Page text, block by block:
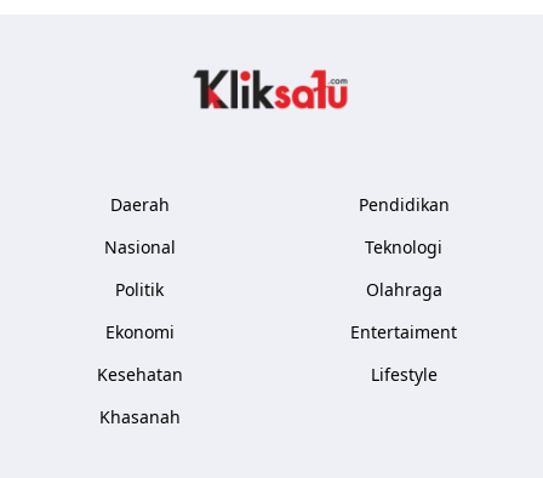
Daerah
Nasional
Politik
Ekonomi
Kesehatan
Khasanah
Pendidikan
Teknologi
Olahraga
Entertaiment
Lifestyle